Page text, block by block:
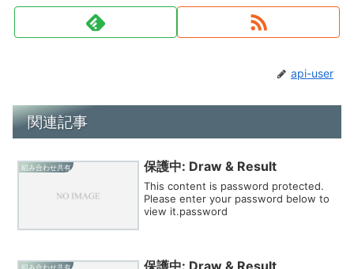
api-user
関連記事
組み合わせ共有 保護中: Draw & Result
This content is password protected.
Please enter your password below to
view it.password
組み合わせ共有 保護中: Draw & Result